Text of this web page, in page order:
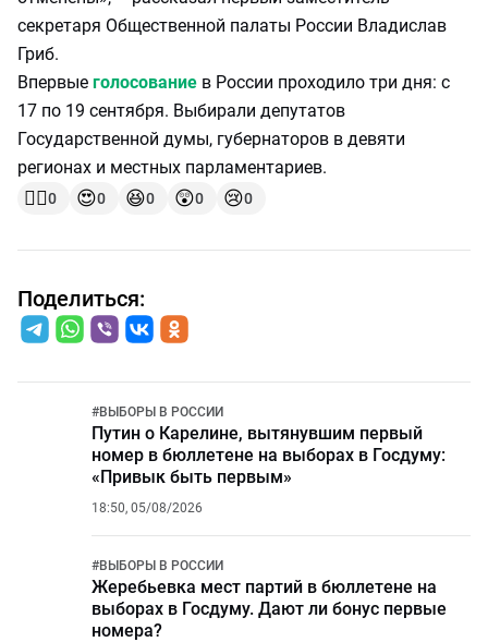
секретаря Общественной палаты России Владислав
Гриб.
Впервые голосование в России проходило три дня: с
17 по 19 сентября. Выбирали депутатов
Государственной думы, губернаторов в девяти
регионах и местных парламентариев.
👍🏻0 😍0 😆0 😲0 😢0
Поделиться:
#ВЫБОРЫ В РОССИИ
Путин о Карелине, вытянувшим первый
номер в бюллетене на выборах в Госдуму:
«Привык быть первым»
18:50, 05/08/2026
#ВЫБОРЫ В РОССИИ
Жеребьевка мест партий в бюллетене на
выборах в Госдуму. Дают ли бонус первые
номера?